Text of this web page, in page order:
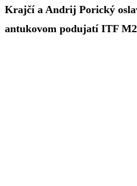
Krajčí a Andrij Porický
antukovom podujatí ITF